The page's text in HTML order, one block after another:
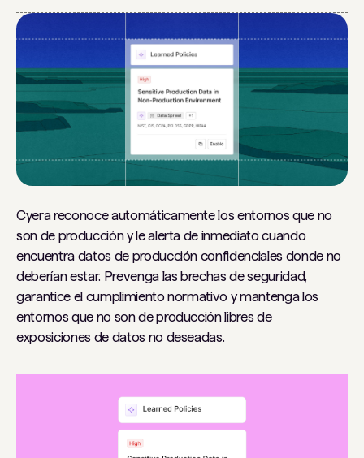
Cyera reconoce automáticamente los entornos que no
son de producción y le alerta de inmediato cuando
encuentra datos de producción confidenciales donde no
deberían estar. Prevenga las brechas de seguridad,
garantice el cumplimiento normativo y mantenga los
entornos que no son de producción libres de
exposiciones de datos no deseadas.